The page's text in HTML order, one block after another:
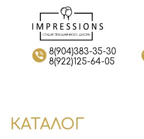
8(922)125-64-05
8(904)383-35-30
КАТАЛОГ